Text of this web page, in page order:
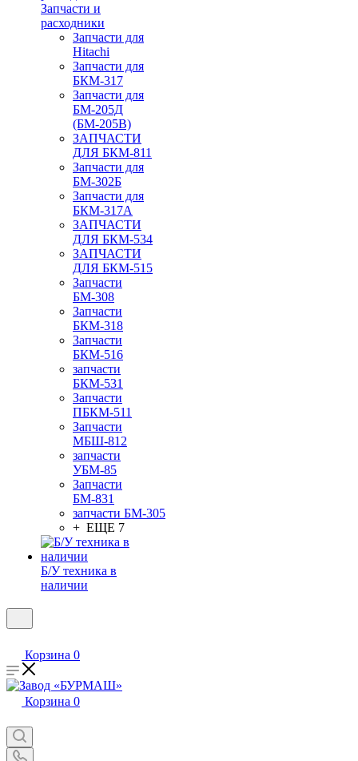
Запчасти и
расходники
Запчасти для
Hitachi
Запчасти для
БКМ-317
Запчасти для
БМ-205Д
(БМ-205В)
ЗАПЧАСТИ
ДЛЯ БКМ-811
Запчасти для
БМ-302Б
Запчасти для
БКМ-317А
ЗАПЧАСТИ
ДЛЯ БКМ-534
ЗАПЧАСТИ
ДЛЯ БКМ-515
Запчасти
БМ-308
Запчасти
БКМ-318
Запчасти
БКМ-516
запчасти
БКМ-531
Запчасти
ПБКМ-511
Запчасти
МБШ-812
запчасти
УБМ-85
Запчасти
БМ-831
запчасти БМ-305
+ ЕЩЕ 7
Б/У техника в
наличии
Корзина 0
Корзина 0